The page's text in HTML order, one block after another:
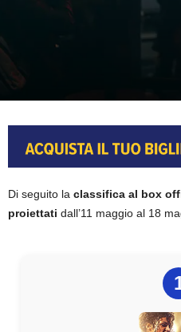
Di seguito la classifica al box
proiettati dall’11 maggio al 18